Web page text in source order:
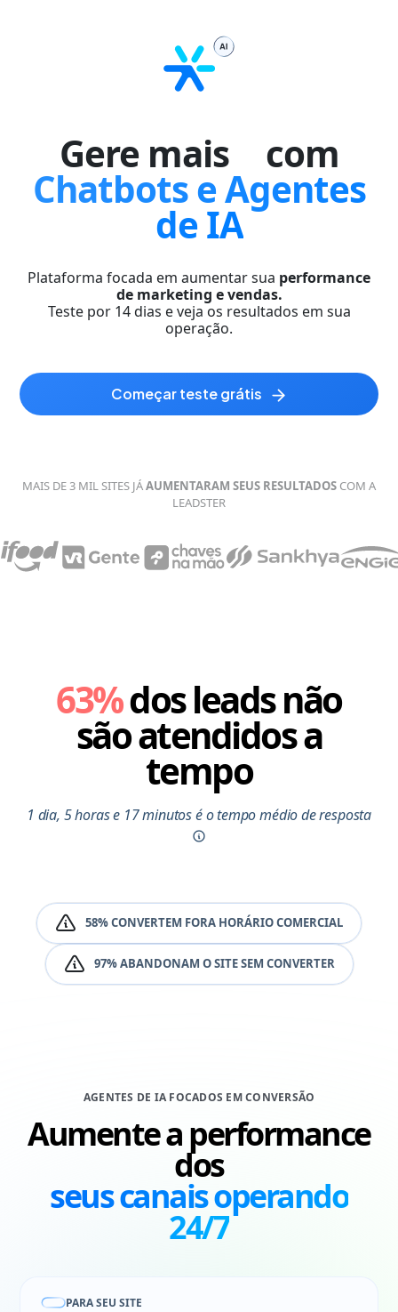
Gere mais com
Chatbots e Agentes
de IA
Plataforma focada em aumentar sua performance
de marketing e vendas.
Teste por 14 dias e veja os resultados em sua
operação.
começar teste grátis
MAIS DE 3 MIL SITES JÁAUMENTARAM SEUS RESULTADOS COM A
LEADSTER
63%dos leads não
são atendidos a
tempo
1 dia, 5 horas e 17 minutos é o tempo médio de resposta
58% CONVERTEM FORA HORÁRIO COMERCIAL
97% ABANDONAM O SITE SEM CONVERTER
AGENTES DE IA FOCADOS EM CONVERSÃO
Aumente a performance
dos
seus canaisoperando
24/7
PARA SEU SITE